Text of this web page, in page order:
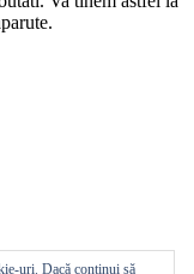
| Theme byTheme
uri. Dacă continui să